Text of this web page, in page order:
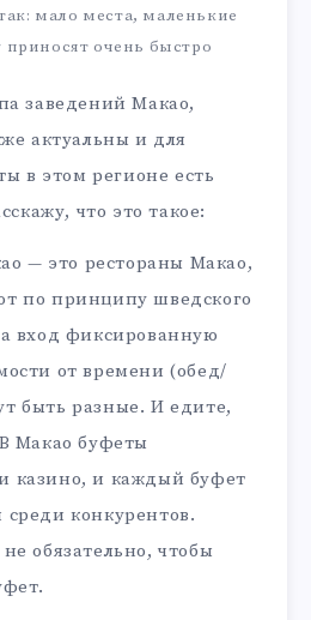
мало места, маленькие
приносят очень быстро
заведений Макао,
актуальны и для
в этом регионе есть
что это такое:
— это рестораны Макао,
по принципу шведского
вход фиксированную
от времени (обед/
быть разные. И едите,
Макао буфеты
казино, и каждый буфет
среди конкурентов.
обязательно, чтобы